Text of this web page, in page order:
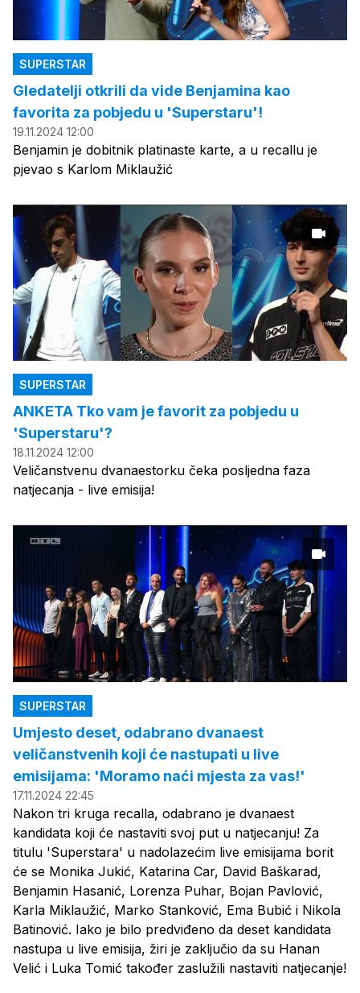
SUPERSTAR
Gledatelji otkrili da vide Benjamina kao
favorita za pobjedu u 'Superstaru'!
19.11.2024 12:00
Benjamin je dobitnik platinaste karte, a u recallu je
pjevao s Karlom Miklaužić
SUPERSTAR
ANKETA Tko vam je favorit za pobjedu u
'Superstaru'?
18.11.2024 12:00
Veličanstvenu dvanaestorku čeka posljedna faza
natjecanja - live emisija!
SUPERSTAR
Umjesto deset, odabrano dvanaest
veličanstvenih koji će nastupati u live
emisijama: 'Moramo naći mjesta za vas!'
17.11.2024 22:45
Nakon tri kruga recalla, odabrano je dvanaest
kandidata koji će nastaviti svoj put u natjecanju! Za
titulu 'Superstara' u nadolazećim live emisijama borit
će se Monika Jukić, Katarina Car, David Baškarad,
Benjamin Hasanić, Lorenza Puhar, Bojan Pavlović,
Karla Miklaužić, Marko Stanković, Ema Bubić i Nikola
Batinović. Iako je bilo predviđeno da deset kandidata
nastupa u live emisija, žiri je zaključio da su Hanan
Velić i Luka Tomić također zaslužili nastaviti natjecanje!